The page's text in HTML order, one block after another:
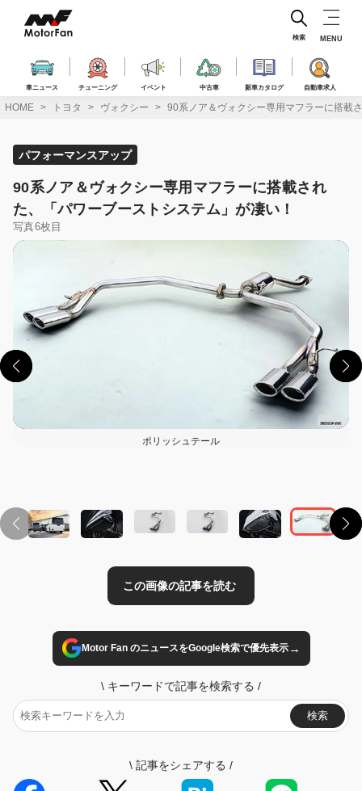
ス
車ニュース チューニング イベント 中古車 新車カタログ 自動車求人
検索 MENU
HOME トヨタ ヴォクシー 90系ノア＆ヴォクシー専用マフラーに搭載
パフォーマンスアップ
90系ノア＆ヴォクシー専用マフラーに搭載され
た、「パワーブーストシステム」が凄い！
写真6枚目
ポリッシュテール
Motor Fan のニュースをGoogle検索で優先表示→
\ キーワードで記事を検索する /
検索
\ 記事をシェアする /